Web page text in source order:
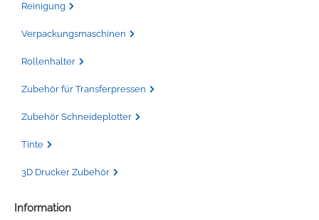
Reinigung
Verpackungsmaschinen
Rollenhalter
Zubehör für Transferpressen
Zubehör Schneideplotter
Tinte
3D Drucker Zubehör
Information